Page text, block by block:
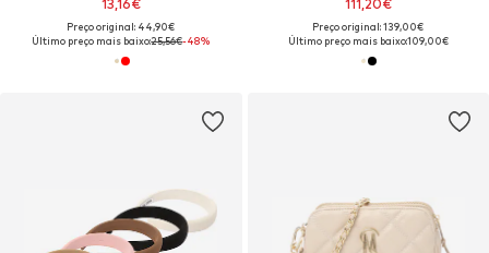
13,16€
Preço original: 44,90€
Último preço mais baixo:25,56€-48%
111,20€
Preço original: 139,00€
Último preço mais baixo:109,00€